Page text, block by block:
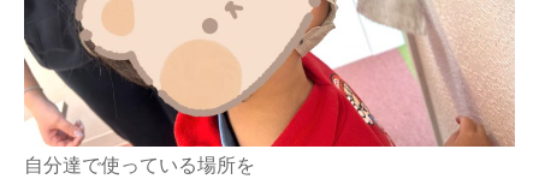
自分達で使っている場所を